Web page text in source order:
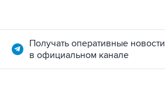
Получать оперативные новости
в официальном канале